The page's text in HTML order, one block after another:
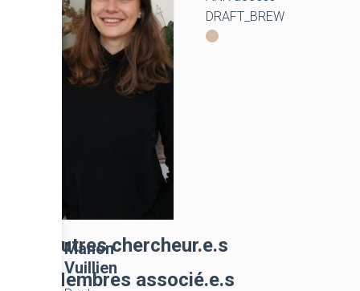
Mermaid
DRAFT_BREW
Manon
Vuillien
Autres chercheur.e.s
Membres associé.e.s